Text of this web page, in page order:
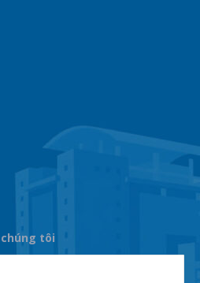
tôi